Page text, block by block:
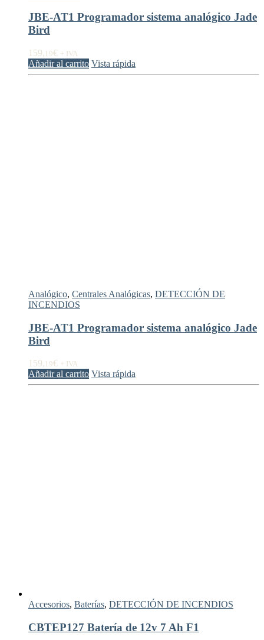
JBE-AT1 Programador sistema analógico Jade
Bird
159, 19€ + IVA
Añadir al carrito Vista rápida
Analógico, Centrales Analógicas, DETECCIÓN DE
INCENDIOS
JBE-AT1 Programador sistema analógico Jade
Bird
159, 19€ + IVA
Añadir al carrito Vista rápida
Accesorios, Baterías, DETECCIÓN DE INCENDIOS
CBTEP127 Batería de 12v 7 Ah F1